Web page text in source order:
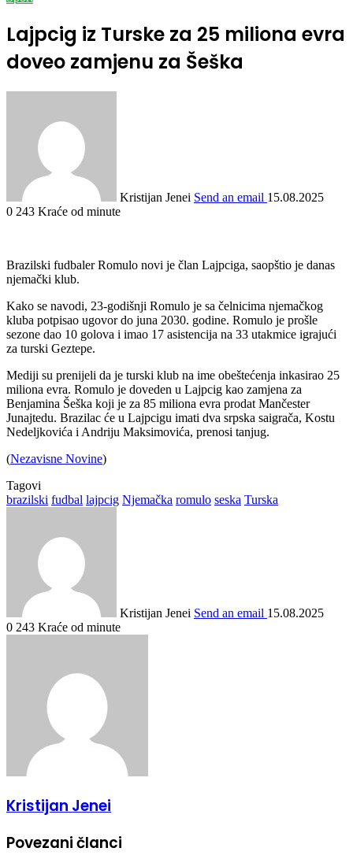
Lajpcig iz Turske za 25 miliona evra
doveo zamjenu za Šeška
Kristijan Jenei Send an email 15.08.2025
0 243 Kraće od minute
Brazilski fudbaler Romulo novi je član Lajpciga, saopštio je danas
njemački klub.
Kako se navodi, 23-godišnji Romulo je sa čelnicima njemačkog
kluba potpisao ugovor do juna 2030. godine. Romulo je prošle
sezone dao 10 golova i imao 17 asistencija na 33 utakmice igrajući
za turski Geztepe.
Mediji su prenijeli da je turski klub na ime obeštećenja inkasirao 25
miliona evra. Romulo je doveden u Lajpcig kao zamjena za
Benjamina Šeška koji je za 85 miliona evra prodat Mančester
Junajtedu. Brazilac će u Lajpcigu imati dva srpska saigrača, Kostu
Nedeljkovića i Andriju Maksimovića, prenosi tanjug.
(Nezavisne Novine)
Tagovi
brazilski fudbal lajpcig Njemačka romulo seska Turska
Kristijan Jenei Send an email 15.08.2025
0 243 Kraće od minute
Kristijan Jenei
Povezani članci